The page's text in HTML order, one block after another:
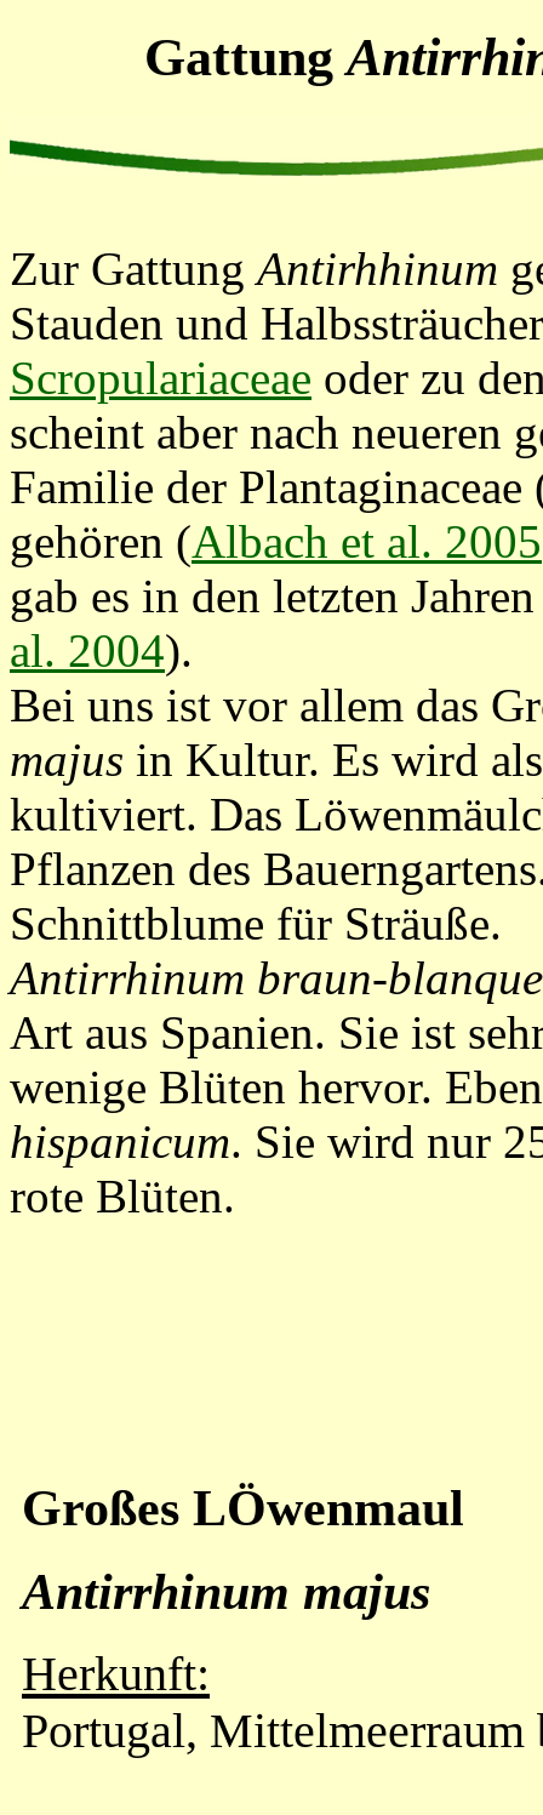
Gattung
Zur GattungAntirhhinum
Stauden und
Scropulariaceae oder zu
scheint aber nach neueren
Familie der
gehören (Albach et al. 2005
gab es in den letzten
al. 2004).
Bei uns ist vor allem das
majus in Kultur. Es wird
kultiviert. Das
Pflanzen des
Schnittblume für Sträuße.
Antirrhinum braun-
Art aus Spanien. Sie ist
wenige Blüten hervor.
hispanicum. Sie wird nur
rote Blüten.
Großes LÖwenmaul
Antirrhinum majus
Herkunft:
Portugal, Mittelmeerraum